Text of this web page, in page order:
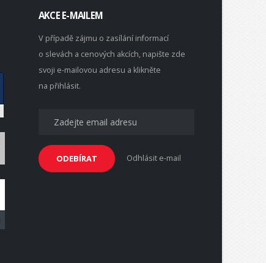
AKCE E-MAILEM
V případě zájmu o zasílání informací
o slevách a cenových akcích, napište zde
svoji e-mailovou adresu a klikněte
na přihlásit.
ODEBÍRAT Odhlásit e-mail